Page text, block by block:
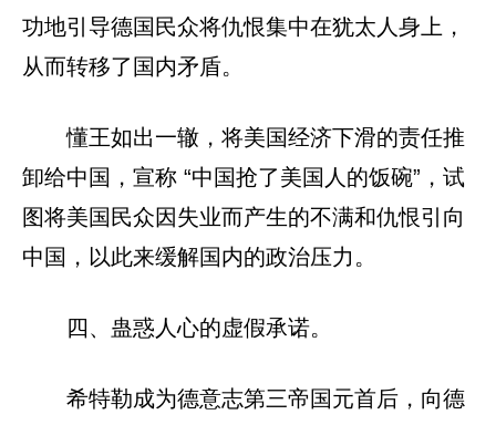
功地引导德国民众将仇恨集中在犹太人身上，
从而转移了国内矛盾。
懂王如出一辙，将美国经济下滑的责任推
卸给中国，宣称 “中国抢了美国人的饭碗”，试
图将美国民众因失业而产生的不满和仇恨引向
中国，以此来缓解国内的政治压力。
四、蛊惑人心的虚假承诺。
希特勒成为德意志第三帝国元首后，向德